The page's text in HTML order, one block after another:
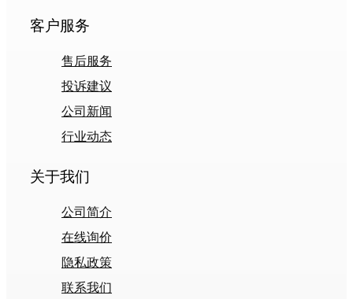
客户服务
售后服务
投诉建议
公司新闻
行业动态
关于我们
公司简介
在线询价
隐私政策
联系我们